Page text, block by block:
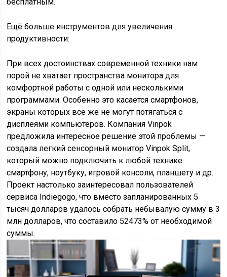
Ещё больше инструментов для увеличения
продуктивности:
При всех достоинствах современной техники нам
порой не хватает пространства монитора для
комфортной работы с одной или несколькими
программами. Особенно это касается смартфонов,
экраны которых все же не могут потягаться с
дисплеями компьютеров. Компания Vinpok
предложила интересное решение этой проблемы —
создала легкий сенсорный монитор Vinpok Split,
который можно подключить к любой технике:
смартфону, ноутбуку, игровой консоли, планшету и др.
Проект настолько заинтересовал пользователей
сервиса Indiegogo, что вместо запланированных 5
тысяч долларов удалось собрать небывалую сумму в 3
млн долларов, что составило 52473% от необходимой
суммы.